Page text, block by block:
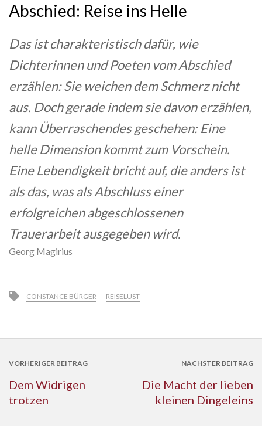
Abschied: Reise ins Helle
Das ist charakteristisch dafür, wie
Dichterinnen und Poeten vom Abschied
erzählen: Sie weichen dem Schmerz nicht
aus. Doch gerade indem sie davon erzählen,
kann Überraschendes geschehen: Eine
helle Dimension kommt zum Vorschein.
Eine Lebendigkeit bricht auf, die anders ist
als das, was als Abschluss einer
erfolgreichen abgeschlossenen
Trauerarbeit ausgegeben wird.
Georg Magirius
CONSTANCE BÜRGER REISELUST
VORHERIGER BEITRAG
Dem Widrigen
trotzen
NÄCHSTER BEITRAG
Die Macht der lieben
kleinen Dingeleins